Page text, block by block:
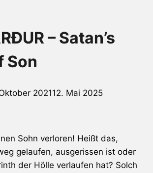
– Satan’s
Son
202112. Mai 2025
Sohn verloren! Heißt das,
gelaufen, ausgerissen ist oder
der Hölle verlaufen hat? Solch